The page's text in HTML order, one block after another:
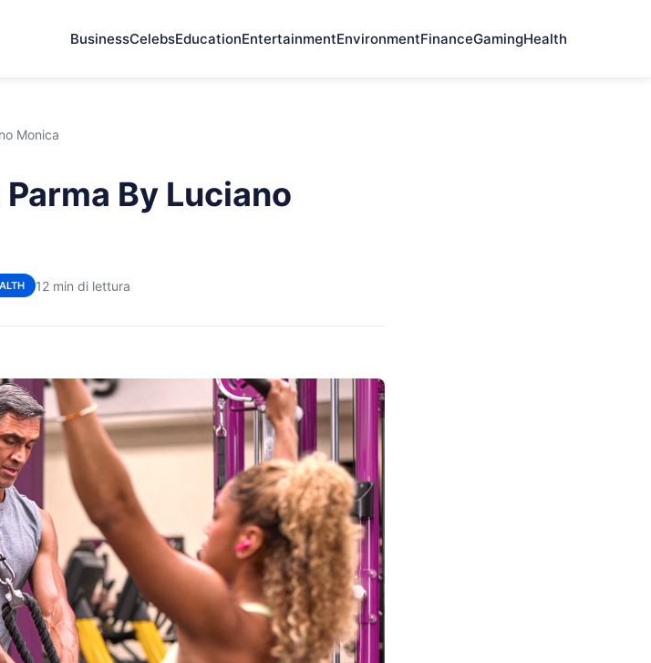
BusinessCelebsEducationEntertainmentEnvironmentFinanceGamingHealth
Monica
By Luciano
12 min di lettura